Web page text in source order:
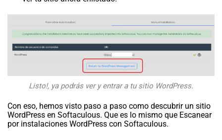
Listo!, ya podrás ver y entrar a tu sitio WordPress.
Con eso, hemos visto paso a paso como descubrir un sitio
WordPress en Softaculous. Que es lo mismo que Escanear
por instalaciones WordPress con Softaculous.